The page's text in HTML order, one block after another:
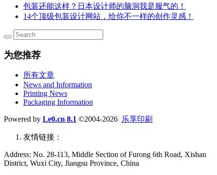
包装还能这样？日本设计师的脑洞我是服气的！
14个顶级包装设计网站，给你不一样的创作灵感！
为您推荐
所有文章
News and Information
Printing News
Packaging Information
Powered by Le0.cn 8.1 ©2004-2026 乐享印刷
友情链接：
Address: No. 28-113, Middle Section of Furong 6th Road, Xishan
District, Wuxi City, Jiangsu Province, China